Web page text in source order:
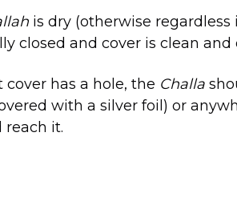
is dry (otherwise
closed and cover is clean and
has a hole, the Challa
with a silver foil) or
it.